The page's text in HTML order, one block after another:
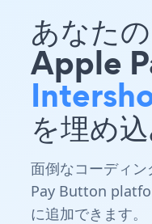
あなた
Apple
を埋め
面倒なコーディ
Pay Button
に追加できます。